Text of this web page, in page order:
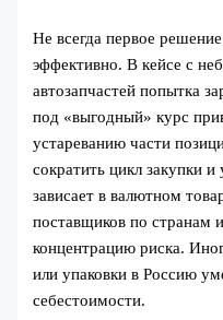
Не всегда первое
эффективно. В кейсе с
автозапчастей попытка
под «выгодный» курс
устареванию части
сократить цикл закупки
зависает в валютном
поставщиков по странам
концентрацию риска.
или упаковки в Россию
себестоимости.